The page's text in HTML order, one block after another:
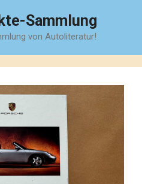
Sammlung
von Autoliteratur!